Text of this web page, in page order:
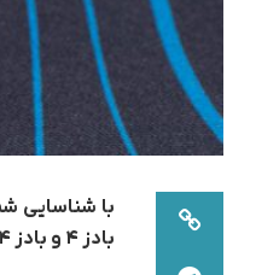
بادز ۴ و بادز ۴ پرو سامسونگ تأیید شد.